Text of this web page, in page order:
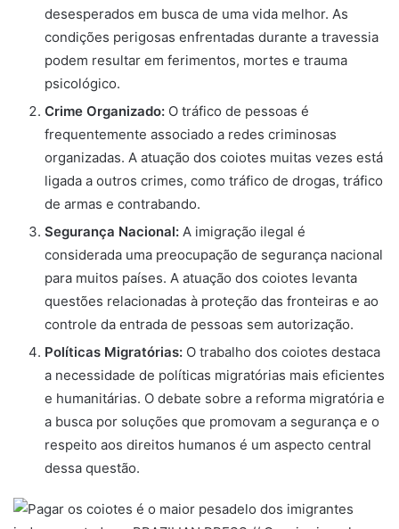
desesperados em busca de uma vida melhor. As
condições perigosas enfrentadas durante a travessia
podem resultar em ferimentos, mortes e trauma
psicológico.
Crime Organizado: O tráfico de pessoas é
frequentemente associado a redes criminosas
organizadas. A atuação dos coiotes muitas vezes está
ligada a outros crimes, como tráfico de drogas, tráfico
de armas e contrabando.
Segurança Nacional: A imigração ilegal é
considerada uma preocupação de segurança nacional
para muitos países. A atuação dos coiotes levanta
questões relacionadas à proteção das fronteiras e ao
controle da entrada de pessoas sem autorização.
Políticas Migratórias: O trabalho dos coiotes destaca
a necessidade de políticas migratórias mais eficientes
e humanitárias. O debate sobre a reforma migratória e
a busca por soluções que promovam a segurança e o
respeito aos direitos humanos é um aspecto central
dessa questão.